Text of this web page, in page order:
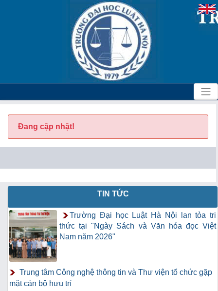
Đang cập nhật!
TIN TỨC
Trường Đại học Luật Hà Nội lan tỏa tri
thức tại "Ngày Sách và Văn hóa đọc Việt
Nam năm 2026"
Trung tâm Công nghệ thông tin và Thư viện tổ chức gặp
mặt cán bộ hưu trí